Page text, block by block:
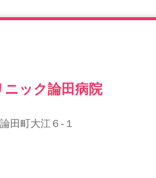
ニック論田病院
田町大江６-１